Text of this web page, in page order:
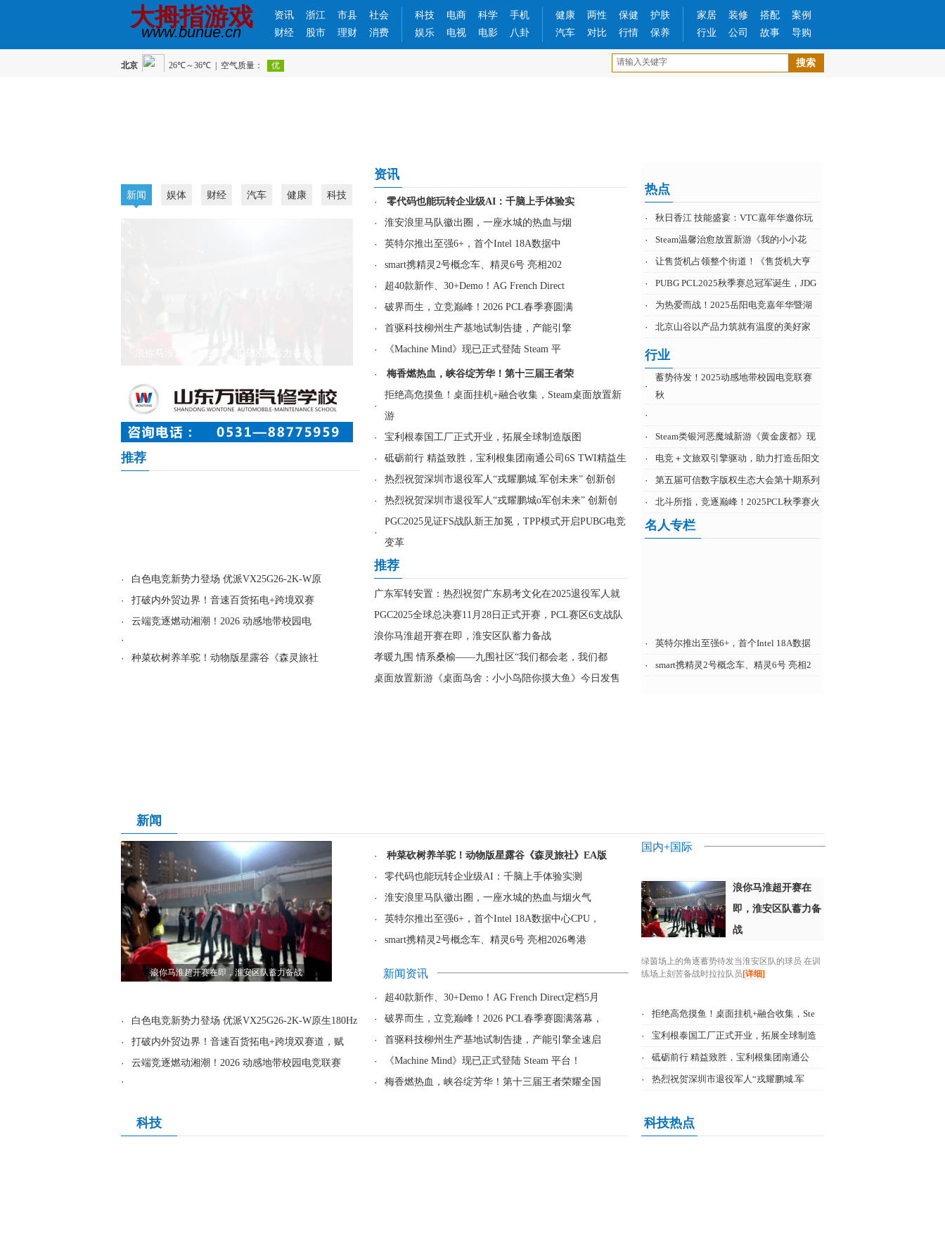
大拇指游戏
www.bunue.cn
资讯 浙江 市县
社会
财经
股市 理财 消费
科技 电商 科学
手机
娱乐
电视 电影 八卦
健康 两性 保健
护肤
汽车
对比 行情 保养
家居 装修 搭配
案例
行业
公司 故事 导购
新闻 娱体 财经 汽车 健康 科技
推荐
· 白色电竞新势力登场 优派VX25G26-2K-W原
· 打破内外贸边界！音速百货拓电+跨境双赛
· 云端竞逐燃动湘潮！2026 动感地带校园电
·
·
种菜砍树养羊驼！动物版星露谷《森灵旅社
资讯
· 零代码也能玩转企业级AI：千脑上手体验实
· 淮安浪里马队徽出圈，一座水城的热血与烟
· 英特尔推出至强6+，首个Intel 18A数据中
· smart携精灵2号概念车、精灵6号 亮相202
· 超40款新作、30+Demo！AG French Direct
· 破界而生，立竞巅峰！2026 PCL春季赛圆满
· 首驱科技柳州生产基地试制告捷，产能引擎
· 《Machine Mind》现已正式登陆 Steam 平
· 梅香燃热血，峡谷绽芳华！第十三届王者荣
·
拒绝高危摸鱼！桌面挂机+融合收集，Steam桌面放置新
游
· 宝利根泰国工厂正式开业，拓展全球制造版图
· 砥砺前行 精益致胜，宝利根集团南通公司6S TWI精益生
· 热烈祝贺深圳市退役军人“戎耀鹏城.军创未来” 创新创
· 热烈祝贺深圳市退役军人“戎耀鹏城o军创未来” 创新创
·
PGC2025见证FS战队新王加冕，TPP模式开启PUBG电竞
变革
推荐
广东军转安置：热烈祝贺广东易考文化在2025退役军人就
PGC2025全球总决赛11月28日正式开赛，PCL赛区6支战队
浪你马淮超开赛在即，淮安区队蓄力备战
孝暖九围 情系桑榆——九围社区“我们都会老，我们都
桌面放置新游《桌面鸟舍：小小鸟陪你摸大鱼》今日发售
热点
· 秋日香江 技能盛宴：VTC嘉年华邀你玩
· Steam温馨治愈放置新游《我的小小花
· 让售货机占领整个街道！《售货机大亨
· PUBG PCL2025秋季赛总冠军诞生，JDG
· 为热爱而战！2025岳阳电竞嘉年华暨湖
· 北京山谷以产品力筑就有温度的美好家
行业
·
蓄势待发！2025动感地带校园电竞联赛
秋
·
·
Steam类银河恶魔城新游《黄金废都》现
· 电竞＋文旅双引擎驱动，助力打造岳阳文
· 第五届可信数字版权生态大会第十期系列
· 北斗所指，竞逐巅峰！2025PCL秋季赛火
名人专栏
· 英特尔推出至强6+，首个Intel 18A数据
· smart携精灵2号概念车、精灵6号 亮相2
新闻
浪你马淮超开赛在即，淮安区队蓄力备战
· 白色电竞新势力登场 优派VX25G26-2K-W原生180Hz
· 打破内外贸边界！音速百货拓电+跨境双赛道，赋
· 云端竞逐燃动湘潮！2026 动感地带校园电竞联赛
·
· 种菜砍树养羊驼！动物版星露谷《森灵旅社》EA版
· 零代码也能玩转企业级AI：千脑上手体验实测
· 淮安浪里马队徽出圈，一座水城的热血与烟火气
· 英特尔推出至强6+，首个Intel 18A数据中心CPU，
· smart携精灵2号概念车、精灵6号 亮相2026粤港
新闻资讯
· 超40款新作、30+Demo！AG French Direct定档5月
· 破界而生，立竞巅峰！2026 PCL春季赛圆满落幕，
· 首驱科技柳州生产基地试制告捷，产能引擎全速启
· 《Machine Mind》现已正式登陆 Steam 平台！
· 梅香燃热血，峡谷绽芳华！第十三届王者荣耀全国
国内+国际
浪你马淮超开赛在
即，淮安区队蓄力备
战
绿茵场上的角逐蓄势待发当淮安区队的球员 在训
练场上刻苦备战时拉拉队员 [详细]
· 拒绝高危摸鱼！桌面挂机+融合收集，Ste
· 宝利根泰国工厂正式开业，拓展全球制造
· 砥砺前行 精益致胜，宝利根集团南通公
· 热烈祝贺深圳市退役军人“戎耀鹏城.军
科技 科技热点